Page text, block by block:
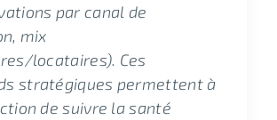
par canal de
mix
locataires). Ces
stratégiques permettent à
de suivre la santé